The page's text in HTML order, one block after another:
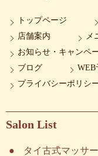
トップページ
店舗案内
メ
お知らせ・キャンペ
ブログ
WEB
プライバシーポリシ
Salon List
タイ古式マッサ